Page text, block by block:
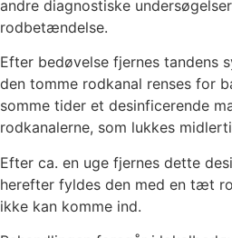
andre diagnostiske
rodbetændelse.
Efter bedøvelse fjernes tandens
den tomme rodkanal renses for
somme tider et desinficerende
rodkanalerne, som lukkes
Efter ca. en uge fjernes dette
herefter fyldes den med en tæt
ikke kan komme ind.